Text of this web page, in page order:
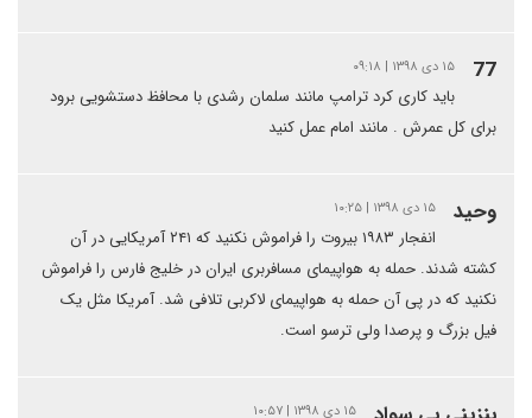
77 ۱۵ دی ۱۳۹۸ | ۰۹:۱۸
باید کاری کرد ترامپ مانند سلمان رشدی با محافظ دستشویی برود
برای کل عمرش . مانند امام عمل کنید
وحید ۱۵ دی ۱۳۹۸ | ۱۰:۲۵
انفجار ۱۹۸۳ بیروت را فراموش نکنید که ۲۴۱ آمریکایی در آن
کشته شدند. حمله به هواپیمای مسافربری ایران در خلیج فارس را فراموش
نکنید که در پی آن حمله به هواپیمای لاکربی تلافی شد. آمریکا مثل یک
فیل بزرگ و پرصدا ولی ترسو است.
۱۵ دی ۱۳۹۸ | ۱۰:۵۷